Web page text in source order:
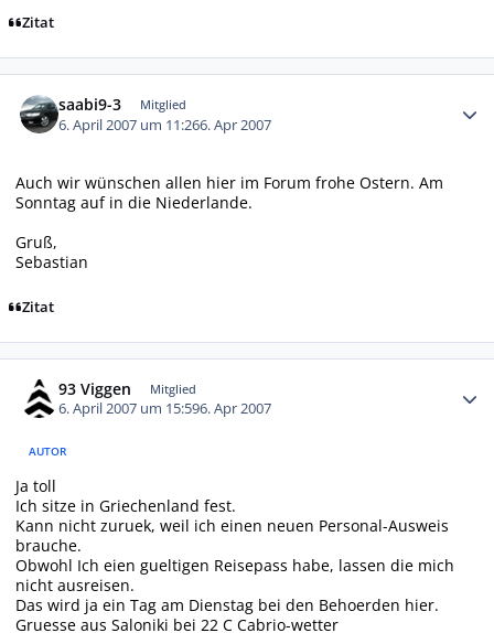
Zitat
saabi9-3 Mitglied
6. April 2007 um 11:266. Apr 2007
Auch wir wünschen allen hier im Forum frohe Ostern. Am
Sonntag auf in die Niederlande.
Gruß,
Sebastian
Zitat
93 Viggen Mitglied
6. April 2007 um 15:596. Apr 2007
AUTOR
Ja toll
Ich sitze in Griechenland fest.
Kann nicht zuruek, weil ich einen neuen Personal-Ausweis
brauche.
Obwohl Ich eien gueltigen Reisepass habe, lassen die mich
nicht ausreisen.
Das wird ja ein Tag am Dienstag bei den Behoerden hier.
Gruesse aus Saloniki bei 22 C Cabrio-wetter